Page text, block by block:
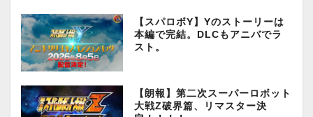
【スパロボY】Yのストーリーは
本編で完結。DLCもアニバでラ
スト。
【朗報】第二次スーパーロボット
大戦Z破界篇、リマスター決